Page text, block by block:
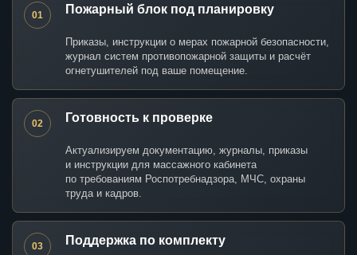
01 Пожарный блок под планировку
Приказы, инструкции о мерах пожарной безопасности,
журнал систем противопожарной защиты и расчёт
огнетушителей под ваше помещение.
02 Готовность к проверке
Актуализируем документацию, журналы, приказы
и инструкции для массажного кабинета
по требованиям Роспотребнадзора, МЧС, охраны
труда и кадров.
03 Поддержка по комплекту